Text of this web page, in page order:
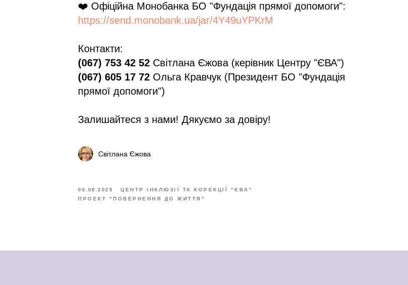
❤️ Офіційна Монобанка БО "Фундація прямої допомоги":
https://send.monobank.ua/jar/4Y49uYPKrM
Контакти:
(067) 753 42 52 Світлана Єжова (керівник Центру "ЄВА")
(067) 605 17 72 Ольга Кравчук (Президент БО "Фундація
прямої допомоги")
Залишайтеся з нами! Дякуємо за довіру!
Світлана Єжова
06.08.2025
ЦЕНТР ІНКЛЮЗІЇ ТА КОРЕКЦІЇ "ЄВА"
ПРОЕКТ "ПОВЕРНЕННЯ ДО ЖИТТЯ"